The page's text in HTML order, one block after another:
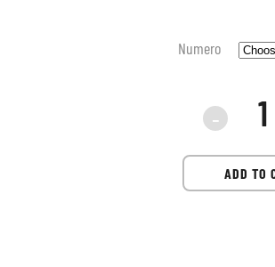
Numero
sneaker
Premiata
ADD TO